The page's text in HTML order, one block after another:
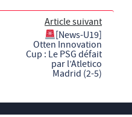
Article suivant
[News-U19]
Otten Innovation
Cup : Le PSG défait
par l’Atletico
Madrid (2-5)